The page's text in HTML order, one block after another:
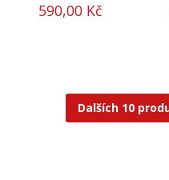
590,00 Kč
Dalších 10